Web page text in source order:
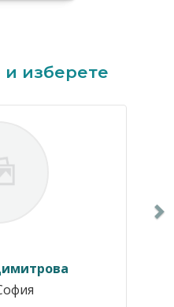
и изберете